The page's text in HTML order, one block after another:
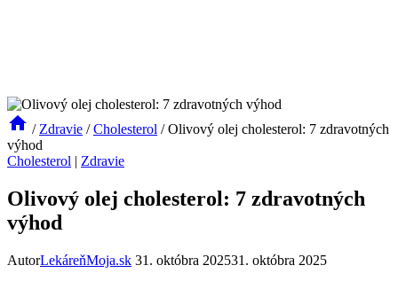
/ Zdravie / Cholesterol / Olivový olej cholesterol: 7 zdravotných
výhod
Cholesterol | Zdravie
Olivový olej cholesterol: 7 zdravotných
výhod
AutorLekáreňMoja.sk 31. októbra 202531. októbra 2025